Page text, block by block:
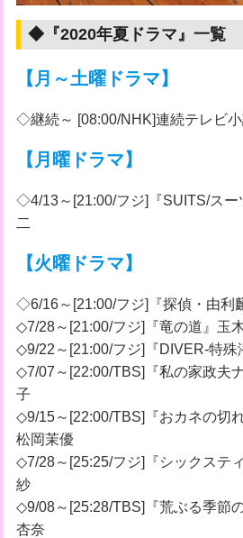
◆『2020年夏ドラマ』一覧
【月～土曜ドラマ】
◇継続～ [08:00/NHK]連続テレビ
【月曜ドラマ】
◇4/13～[21:00/フジ]『SUITS/スー
二
【火曜ドラマ】
◇6/16～[21:00/フジ]『探偵・由利
◇7/28～[21:00/フジ]『竜の道』玉
◇9/22～[21:00/フジ]『DIVER-特殊
◇7/07～[22:00/TBS]『私の家政夫
子
◇9/15～[22:00/TBS]『おカネの切
松岡茉優
◇7/28～[25:25/フジ]『シックステ
紗
◇9/08～[25:28/TBS]『荒ぶる季節
杏奈